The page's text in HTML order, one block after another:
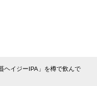
ヘイジーIPA」を樽で飲んで